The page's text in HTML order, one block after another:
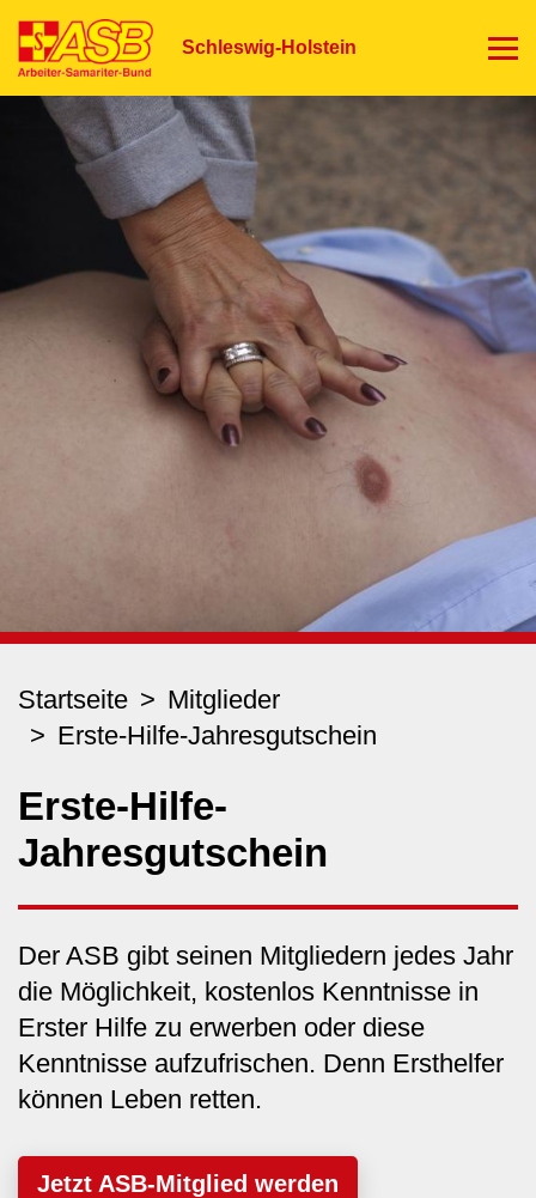
zum
Schleswig-Holstein
Startseite
Mitglieder
Erste-Hilfe-Jahresgutschein
Erste-Hilfe-
Jahresgutschein
Der ASB gibt seinen Mitgliedern jedes Jahr
die Möglichkeit, kostenlos Kenntnisse in
Erster Hilfe zu erwerben oder diese
Kenntnisse aufzufrischen. Denn Ersthelfer
können Leben retten.
Jetzt ASB-Mitglied werden